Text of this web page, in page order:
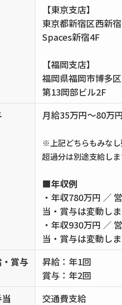
【東京支店】
東京都新宿区西新
Spaces新宿4F
【福岡支店】
福岡県福岡市博多
第13岡部ビル2F
月給35万円～80万円
※上記どちらもみな
超過分は別途支給しま
■年収例
・年収780万円 ／
当・賞与は変動し
・年収930万円 ／
当・賞与は変動し
賞与
昇給：年1回
賞与：年2回
交通費支給